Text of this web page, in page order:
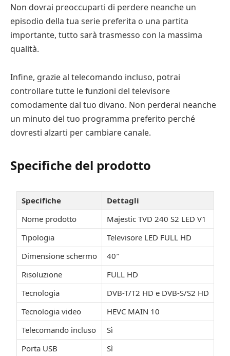
Non dovrai preoccuparti di perdere neanche un
episodio della tua serie preferita o una partita
importante, tutto sarà trasmesso con la massima
qualità.
Infine, grazie al telecomando incluso, potrai
controllare tutte le funzioni del televisore
comodamente dal tuo divano. Non perderai neanche
un minuto del tuo programma preferito perché
dovresti alzarti per cambiare canale.
Specifiche del prodotto
Specifiche
Dettagli
Nome prodotto
Majestic TVD 240 S2 LED V1
Tipologia
Televisore LED FULL HD
Dimensione schermo
40″
Risoluzione
FULL HD
Tecnologia
DVB-T/T2 HD e DVB-S/S2 HD
Tecnologia video
HEVC MAIN 10
Telecomando incluso
Sì
Porta USB
Sì